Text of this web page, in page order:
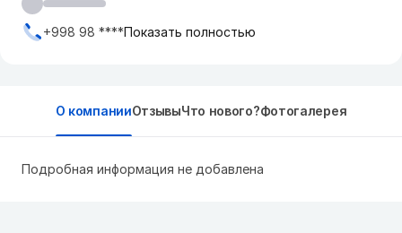
+998 98 ****Показать полностью
О компанииОтзывыЧто нового?Фотогалерея
Подробная информация не добавлена